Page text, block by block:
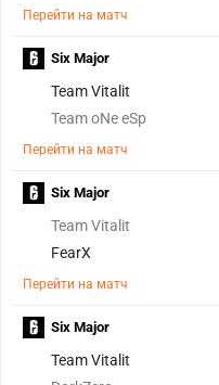
Перейти на матч
Team Vitalit
Team oNe eSp
Перейти на матч
Six Major
Team Vitalit
FearX
Перейти на матч
Six Major
Team Vitalit
Six Major